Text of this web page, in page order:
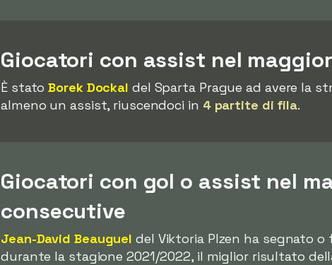
Giocatori con assist nel
È statoBorek Dockal del Sparta Prague ad avere la
almeno un assist, riuscendoci in 4 partite di fila.
Giocatori con gol o assist nel
consecutive
Jean-David Beauguel del Viktoria Plzen ha segnato
durante la stagione 2021/2022, il miglior risultato